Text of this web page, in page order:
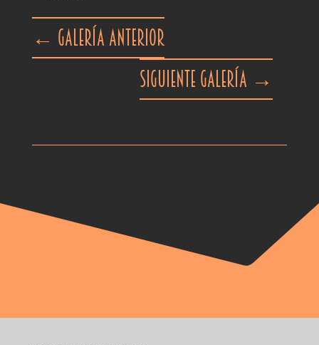
← Galería anterior
Siguiente galería →